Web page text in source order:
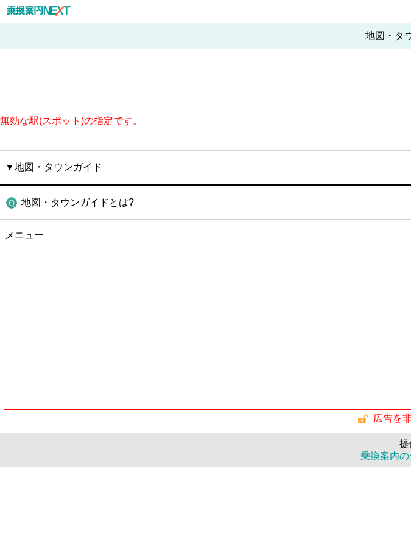
地図・タ
無効な駅(スポット)の指定です。
▼地図・タウンガイド
地図・タウンガイドとは?
メニュー
広告を
提
乗換案内